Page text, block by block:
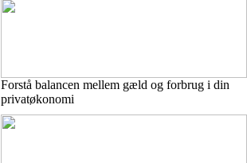
Forstå balancen mellem gæld og forbrug i din
privatøkonomi